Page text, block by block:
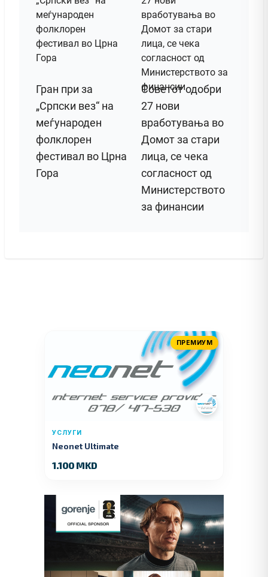
Гран при за
„Српски вез“ на
меѓународен
фолклорен
фестивал во Црна
Гора
Советот одобри
27 нови
вработувања во
Домот за стари
лица, се чека
согласност од
Министерството
за финансии
ПРЕМИУМ
УСЛУГИ
Neonet Ultimate
1.100 MKD